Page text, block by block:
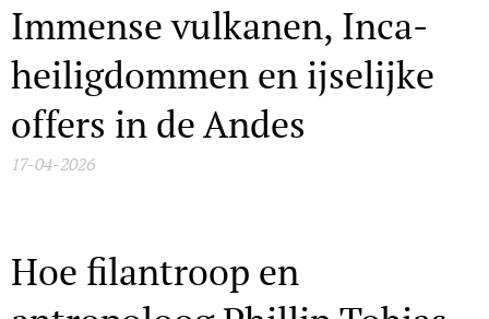
Immense vulkanen, Inca-
heiligdommen en ijselijke
offers in de Andes
17-04-2026
Hoe filantroop en